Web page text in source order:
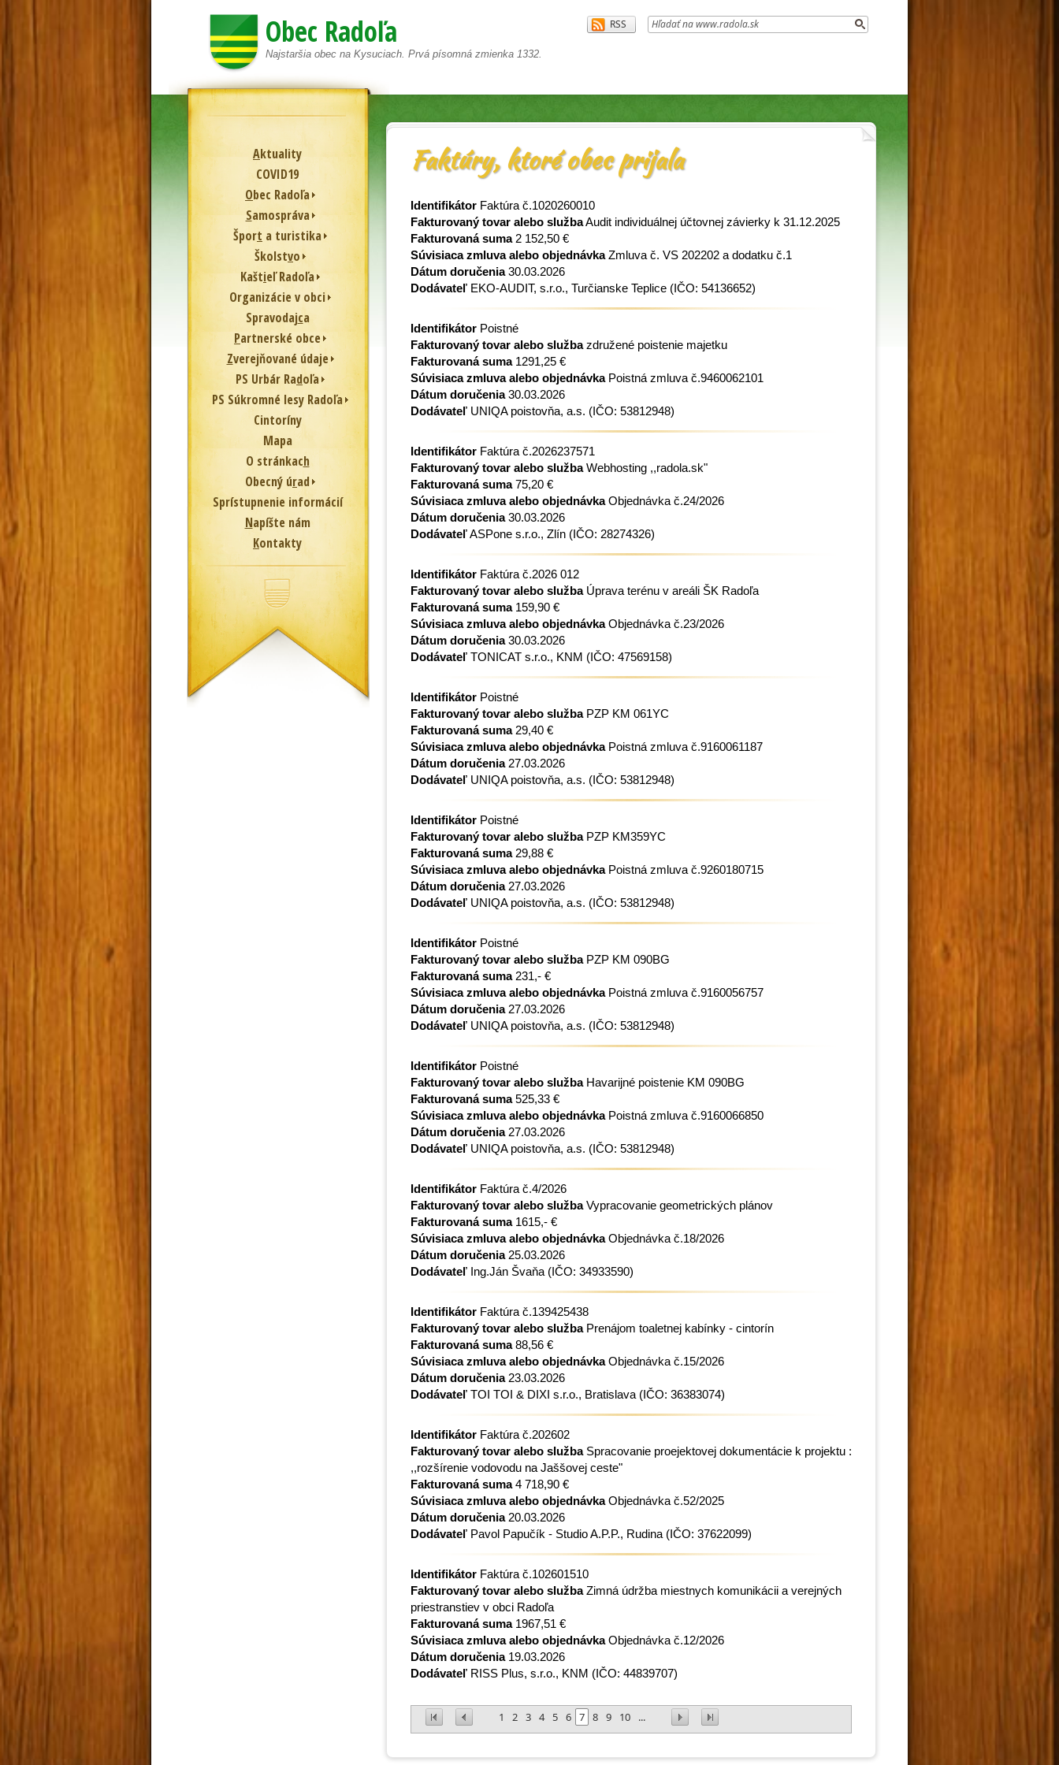
Obec Radoľa
Najstaršia obec na Kysuciach. Prvá písomná zmienka 1332.
Aktuality
COVID19
Obec Radoľa
Samospráva
Šport a turistika
Školstvo
Kaštieľ Radoľa
Organizácie v obci
Spravodajca
Partnerské obce
Zverejňované údaje
PS Urbár Radoľa
PS Súkromné lesy Radoľa
Cintoríny
Mapa
O stránkach
Obecný úrad
Sprístupnenie informácií
Napíšte nám
Kontakty
Faktúry, ktoré obec prijala
Identifikátor Faktúra č.1020260010
Fakturovaný tovar alebo službaAudit individuálnej účtovnej závierky k 31.12.2025
Fakturovaná suma2 152,50 €
Súvisiaca zmluva alebo objednávkaZmluva č. VS 202202 a dodatku č.1
Dátum doručenia30.03.2026
Dodávateľ EKO-AUDIT, s.r.o., Turčianske Teplice (IČO: 54136652)
Identifikátor Poistné
Fakturovaný tovar alebo službazdružené poistenie majetku
Fakturovaná suma1291,25 €
Súvisiaca zmluva alebo objednávkaPoistná zmluva č.9460062101
Dátum doručenia30.03.2026
Dodávateľ UNIQA poistovňa, a.s. (IČO: 53812948)
Identifikátor Faktúra č.2026237571
Fakturovaný tovar alebo službaWebhosting ,,radola.sk"
Fakturovaná suma75,20 €
Súvisiaca zmluva alebo objednávkaObjednávka č.24/2026
Dátum doručenia30.03.2026
DodávateľASPone s.r.o., Zlín (IČO: 28274326)
Identifikátor Faktúra č.2026 012
Fakturovaný tovar alebo službaÚprava terénu v areáli ŠK Radoľa
Fakturovaná suma159,90 €
Súvisiaca zmluva alebo objednávkaObjednávka č.23/2026
Dátum doručenia30.03.2026
Dodávateľ TONICAT s.r.o., KNM (IČO: 47569158)
Identifikátor Poistné
Fakturovaný tovar alebo službaPZP KM 061YC
Fakturovaná suma29,40 €
Súvisiaca zmluva alebo objednávkaPoistná zmluva č.9160061187
Dátum doručenia27.03.2026
Dodávateľ UNIQA poistovňa, a.s. (IČO: 53812948)
Identifikátor Poistné
Fakturovaný tovar alebo službaPZP KM359YC
Fakturovaná suma29,88 €
Súvisiaca zmluva alebo objednávkaPoistná zmluva č.9260180715
Dátum doručenia27.03.2026
Dodávateľ UNIQA poistovňa, a.s. (IČO: 53812948)
Identifikátor Poistné
Fakturovaný tovar alebo službaPZP KM 090BG
Fakturovaná suma231,- €
Súvisiaca zmluva alebo objednávkaPoistná zmluva č.9160056757
Dátum doručenia27.03.2026
Dodávateľ UNIQA poistovňa, a.s. (IČO: 53812948)
Identifikátor Poistné
Fakturovaný tovar alebo službaHavarijné poistenie KM 090BG
Fakturovaná suma525,33 €
Súvisiaca zmluva alebo objednávkaPoistná zmluva č.9160066850
Dátum doručenia27.03.2026
Dodávateľ UNIQA poistovňa, a.s. (IČO: 53812948)
Identifikátor Faktúra č.4/2026
Fakturovaný tovar alebo službaVypracovanie geometrických plánov
Fakturovaná suma1615,- €
Súvisiaca zmluva alebo objednávkaObjednávka č.18/2026
Dátum doručenia25.03.2026
Dodávateľ Ing.Ján Švaňa (IČO: 34933590)
Identifikátor Faktúra č.139425438
Fakturovaný tovar alebo službaPrenájom toaletnej kabínky - cintorín
Fakturovaná suma88,56 €
Súvisiaca zmluva alebo objednávkaObjednávka č.15/2026
Dátum doručenia23.03.2026
Dodávateľ TOI TOI & DIXI s.r.o., Bratislava (IČO: 36383074)
Identifikátor Faktúra č.202602
Fakturovaný tovar alebo službaSpracovanie proejektovej dokumentácie k projektu :
,,rozšírenie vodovodu na Jaššovej ceste"
Fakturovaná suma4 718,90 €
Súvisiaca zmluva alebo objednávkaObjednávka č.52/2025
Dátum doručenia20.03.2026
Dodávateľ Pavol Papučík - Studio A.P.P., Rudina (IČO: 37622099)
Identifikátor Faktúra č.102601510
Fakturovaný tovar alebo službaZimná údržba miestnych komunikácii a verejných
priestranstiev v obci Radoľa
Fakturovaná suma1967,51 €
Súvisiaca zmluva alebo objednávkaObjednávka č.12/2026
Dátum doručenia19.03.2026
Dodávateľ RISS Plus, s.r.o., KNM (IČO: 44839707)
1 2 3 4 5 6 7 8 9 10 ...